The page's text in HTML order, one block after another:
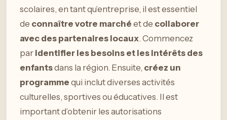
scolaires, en tant qu’entreprise, il est essentiel
de connaître votre marché et de collaborer
avec des partenaires locaux. Commencez
par identifier les besoins et les intérêts des
enfantsdans la région. Ensuite, créez un
programme qui inclut diverses activités
culturelles, sportives ou éducatives. Il est
important d’obtenir les autorisations